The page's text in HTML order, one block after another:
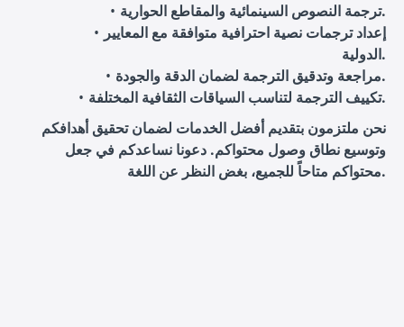
ترجمة النصوص السينمائية والمقاطع الحوارية.
إعداد ترجمات نصية احترافية متوافقة مع المعايير
الدولية.
مراجعة وتدقيق الترجمة لضمان الدقة والجودة.
تكييف الترجمة لتناسب السياقات الثقافية المختلفة.
نحن ملتزمون بتقديم أفضل الخدمات لضمان تحقيق أهدافكم
وتوسيع نطاق وصول محتواكم. دعونا نساعدكم في جعل
محتواكم متاحاً للجميع، بغض النظر عن اللغة.